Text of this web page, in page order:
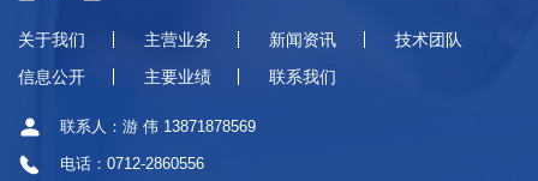
关于我们 主营业务 新闻资讯
技术团队
信息公开
主要业绩 联系我们
联系人：游 伟 13871878569
电话：0712-2860556